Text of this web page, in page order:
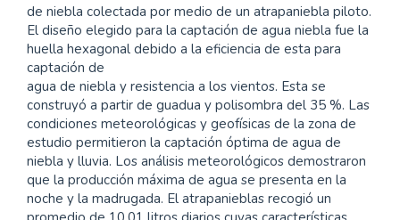
de niebla colectada por medio de un atrapaniebla piloto.
El diseño elegido para la captación de agua niebla fue la
huella hexagonal debido a la eficiencia de esta para
captación de
agua de niebla y resistencia a los vientos. Esta se
construyó a partir de guadua y polisombra del 35 %. Las
condiciones meteorológicas y geofísicas de la zona de
estudio permitieron la captación óptima de agua de
niebla y lluvia. Los análisis meteorológicos demostraron
que la producción máxima de agua se presenta en la
noche y la madrugada. El atrapanieblas recogió un